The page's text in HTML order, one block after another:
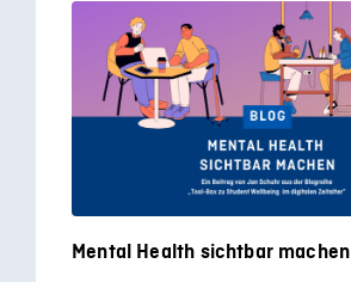
Mental Health sichtbar machen